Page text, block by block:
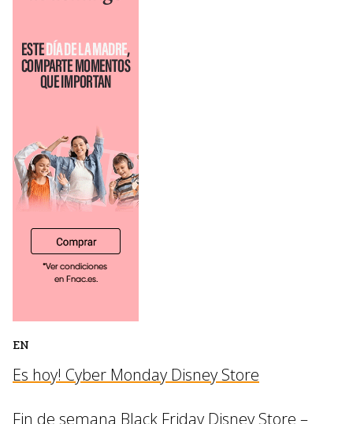
EN
Es hoy! Cyber Monday Disney Store
Fin de semana Black Friday Disney Store –